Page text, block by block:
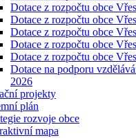
Dotace z rozpočtu obce
Dotace z rozpočtu obce
Dotace z rozpočtu obce
Dotace z rozpočtu obce
Dotace z rozpočtu obce
Dotace na podporu
2026
projekty
plán
rozvoje obce
mapa